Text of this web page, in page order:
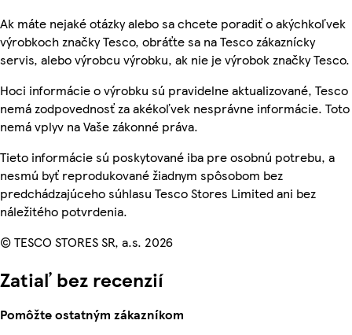
Ak máte nejaké otázky alebo sa chcete poradiť o akýchkoľvek
výrobkoch značky Tesco, obráťte sa na Tesco zákaznícky
servis, alebo výrobcu výrobku, ak nie je výrobok značky Tesco.
Hoci informácie o výrobku sú pravidelne aktualizované, Tesco
nemá zodpovednosť za akékoľvek nesprávne informácie. Toto
nemá vplyv na Vaše zákonné práva.
Tieto informácie sú poskytované iba pre osobnú potrebu, a
nesmú byť reprodukované žiadnym spôsobom bez
predchádzajúceho súhlasu Tesco Stores Limited ani bez
náležitého potvrdenia.
© TESCO STORES SR, a.s. 2026
Zatiaľ bez recenzií
Pomôžte ostatným zákazníkom